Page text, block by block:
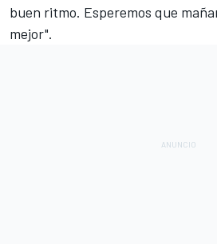
buen ritmo. Esperemos que
mejor".